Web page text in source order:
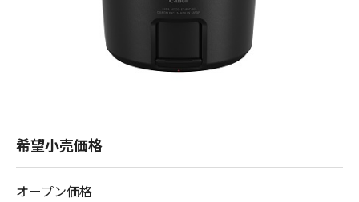
希望小売価格
オープン価格